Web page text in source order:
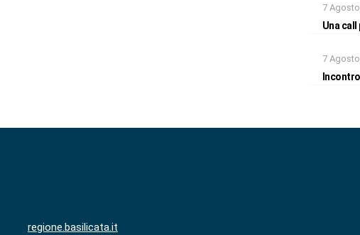
7
Una
7
regione.basilicata.it